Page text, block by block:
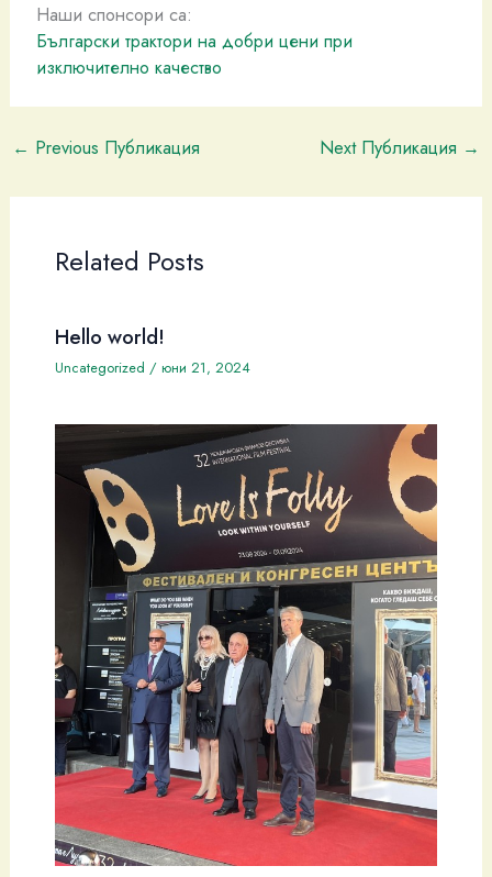
Наши спонсори са:
Български трактори на добри цени при
изключително качество
← Previous Публикация Next Публикация →
Related Posts
Hello world!
Uncategorized / юни 21, 2024